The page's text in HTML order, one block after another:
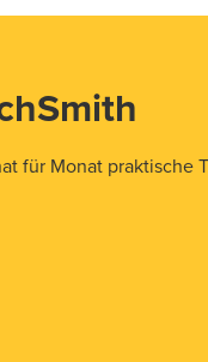
für Monat praktische